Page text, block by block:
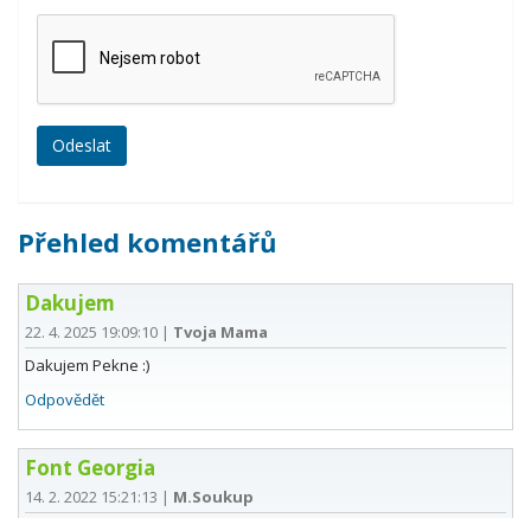
Přehled komentářů
Dakujem
22. 4. 2025 19:09:10 | Tvoja Mama
Dakujem Pekne :)
Odpovědět
Font Georgia
14. 2. 2022 15:21:13 | M.Soukup